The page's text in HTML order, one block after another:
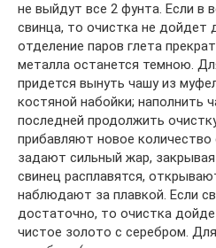
не выйдут все 2 фунта. Если в
свинца, то очистка не дойдет
отделение паров глета
металла останется темною.
придется вынуть чашу из
костяной набойки; наполнить
последней продолжить
прибавляют новое
задают сильный жар,
свинец расплавятся,
наблюдают за плавкой. Если
достаточно, то очистка
чистое золото с серебром.